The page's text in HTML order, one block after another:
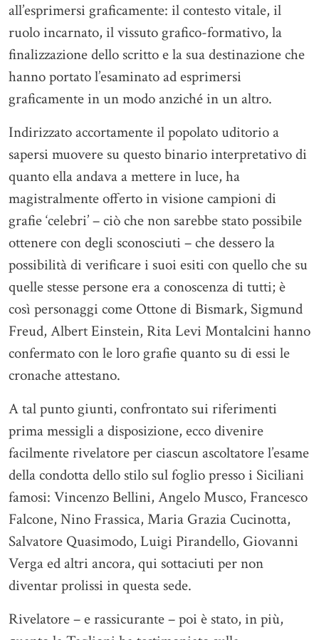
all’esprimersi graficamente: il contesto vitale, il
ruolo incarnato, il vissuto grafico-formativo, la
finalizzazione dello scritto e la sua destinazione che
hanno portato l’esaminato ad esprimersi
graficamente in un modo anziché in un altro.
Indirizzato accortamente il popolato uditorio a
sapersi muovere su questo binario interpretativo di
quanto ella andava a mettere in luce, ha
magistralmente offerto in visione campioni di
grafie ‘celebri’ – ciò che non sarebbe stato possibile
ottenere con degli sconosciuti – che dessero la
possibilità di verificare i suoi esiti con quello che su
quelle stesse persone era a conoscenza di tutti; è
così personaggi come Ottone di Bismark, Sigmund
Freud, Albert Einstein, Rita Levi Montalcini hanno
confermato con le loro grafie quanto su di essi le
cronache attestano.
A tal punto giunti, confrontato sui riferimenti
prima messigli a disposizione, ecco divenire
facilmente rivelatore per ciascun ascoltatore l’esame
della condotta dello stilo sul foglio presso i Siciliani
famosi: Vincenzo Bellini, Angelo Musco, Francesco
Falcone, Nino Frassica, Maria Grazia Cucinotta,
Salvatore Quasimodo, Luigi Pirandello, Giovanni
Verga ed altri ancora, qui sottaciuti per non
diventar prolissi in questa sede.
Rivelatore – e rassicurante – poi è stato, in più,